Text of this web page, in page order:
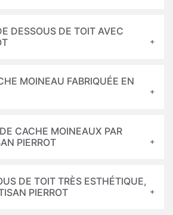
DESSOUS DE TOIT AVEC
MOINEAU FABRIQUÉE EN
CACHE MOINEAUX PAR
PIERROT
DE TOIT TRÈS ESTHÉTIQUE,
PIERROT